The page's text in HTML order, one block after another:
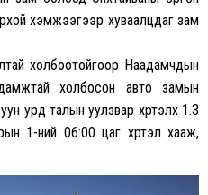
хэмжээгээр хуваалцдаг зам
холбоотойгоор Наадамчдын
холбосон авто замын
урд талын уулзвар хүртэлх 1.3
1-ний 06:00 цаг хүртэл хааж,